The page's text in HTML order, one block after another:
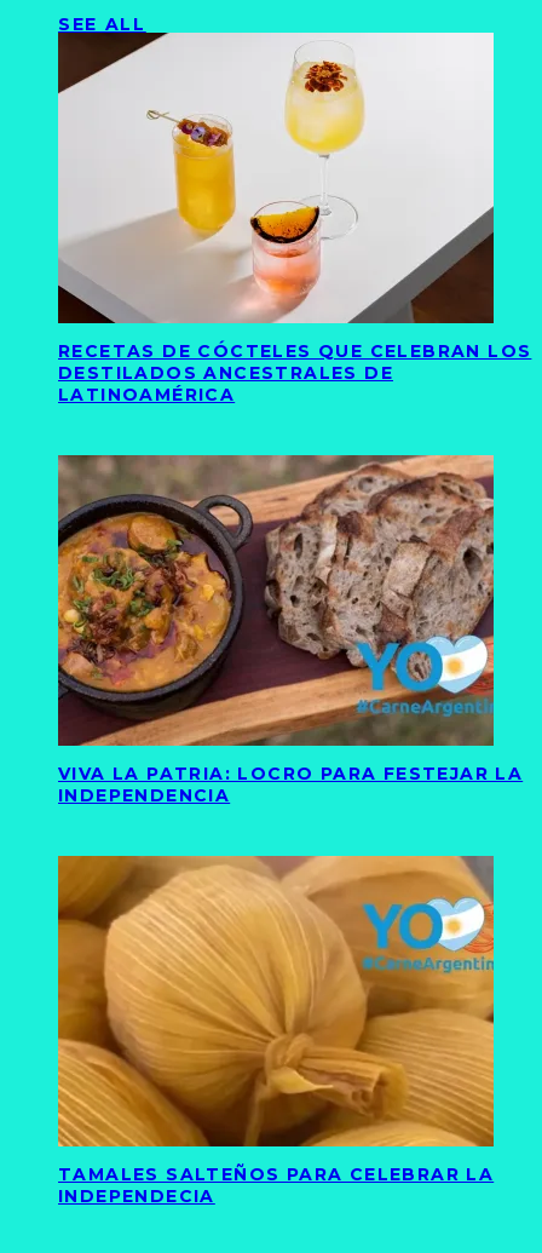
SEE ALL
RECETAS DE CÓCTELES QUE CELEBRAN LOS
DESTILADOS ANCESTRALES DE
LATINOAMÉRICA
VIVA LA PATRIA: LOCRO PARA FESTEJAR LA
INDEPENDENCIA
TAMALES SALTEÑOS PARA CELEBRAR LA
INDEPENDECIA